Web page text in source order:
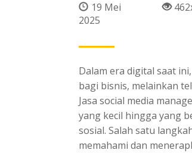
19 Mei
2025
Dalam era digital saat
bagi bisnis, melainkan
Jasa social media
yang kecil hingga yang
sosial. Salah satu
memahami dan